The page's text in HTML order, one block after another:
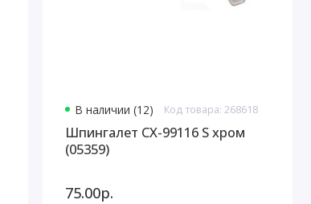
В наличии (12) Код товара: 268618
Шпингалет СХ-99116 S хром
(05359)
75.00р.